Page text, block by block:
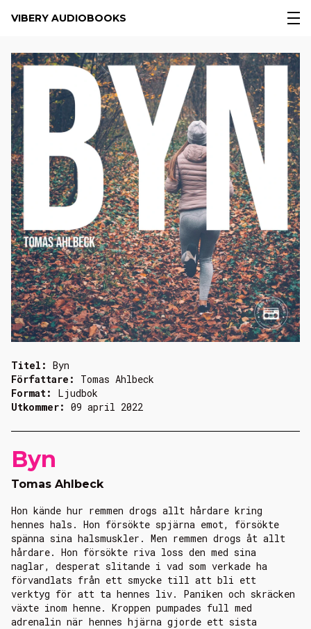
VIBERY AUDIOBOOKS
Byn
Tomas Ahlbeck
Hon kände hur remmen drogs allt hårdare kring
hennes hals. Hon försökte spjärna emot, försökte
spänna sina halsmuskler. Men remmen drogs åt allt
hårdare. Hon försökte riva loss den med sina
naglar, desperat slitande i vad som verkade ha
förvandlats från ett smycke till att bli ett
verktyg för att ta hennes liv. Paniken och skräcken
växte inom henne. Kroppen pumpades full med
adrenalin när hennes hjärna gjorde ett sista
Titel: Byn
Författare: Tomas Ahlbeck
Format: Ljudbok
Utkommer: 09 april 2022